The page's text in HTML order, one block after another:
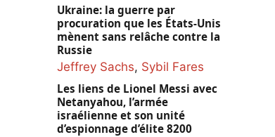
Ukraine: la guerre par
procuration que les États-Unis
mènent sans relâche contre la
Russie
Jeffrey Sachs, Sybil Fares
Les liens de Lionel Messi avec
Netanyahou, l’armée
israélienne et son unité
d’espionnage d’élite 8200